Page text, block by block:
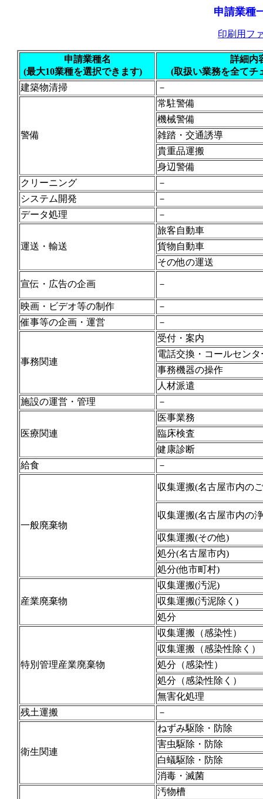
申請業種
印刷用フ
申請業種名
(最大10業種を選択できます)
詳細内
(取扱い業務を全て
建築物清掃
－
警備
常駐警備
機械警備
雑踏・交通誘導
貴重品運搬
身辺警備
クリーニング
－
システム開発
－
データ処理
－
運送・輸送
旅客自動車
貨物自動車
その他の運送
宣伝・広告の企画 －
映画・ビデオ等の制作
－
催事等の企画・運営
－
事務関連
受付・案内
電話交換・コールセンタ
事務機器の操作
人材派遣
施設の運営・管理
－
医療関連
医事業務
臨床検査
健康診断
給食
－
一般廃棄物
収集運搬(名古屋市内の
収集運搬(名古屋市内の
収集運搬(その他)
処分(名古屋市内)
処分(他市町村)
産業廃棄物
収集運搬(汚泥)
収集運搬(汚泥除く)
処分
特別管理産業廃棄物
収集運搬（感染性）
収集運搬（感染性除く）
処分（感染性）
処分（感染性除く）
無害化処理
残土運搬
－
衛生関連
ねずみ駆除・防除
害虫駆除・防除
白蟻駆除・防除
消毒・滅菌
汚物槽